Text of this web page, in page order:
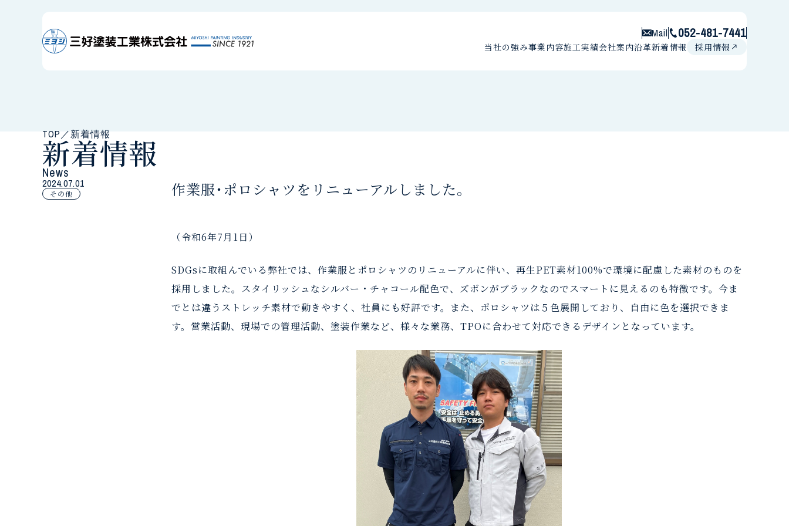
Mail 052-481-7441
当社の強み事業内容施工実績会社案内沿革新着情報 採用情報
TOP ／新着情報
新着情報
News
2024.07.01
その他 作業服･ポロシャツをリニューアルしました。
（令和6年7月1日）
SDGsに取組んでいる弊社では、作業服とポロシャツのリニューアルに伴い、再生PET素材100%で環境に配慮した素材のものを
採用しました。スタイリッシュなシルバー・チャコール配色で、ズボンがブラックなのでスマートに見えるのも特徴です。今ま
でとは違うストレッチ素材で動きやすく、社員にも好評です。また、ポロシャツは５色展開しており、自由に色を選択できま
す。営業活動、現場での管理活動、塗装作業など、様々な業務、TPOに合わせて対応できるデザインとなっています。